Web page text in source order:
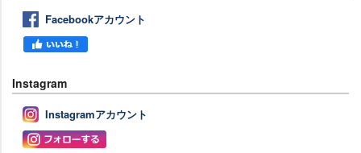
Facebookアカウント
Instagram
Instagramアカウント